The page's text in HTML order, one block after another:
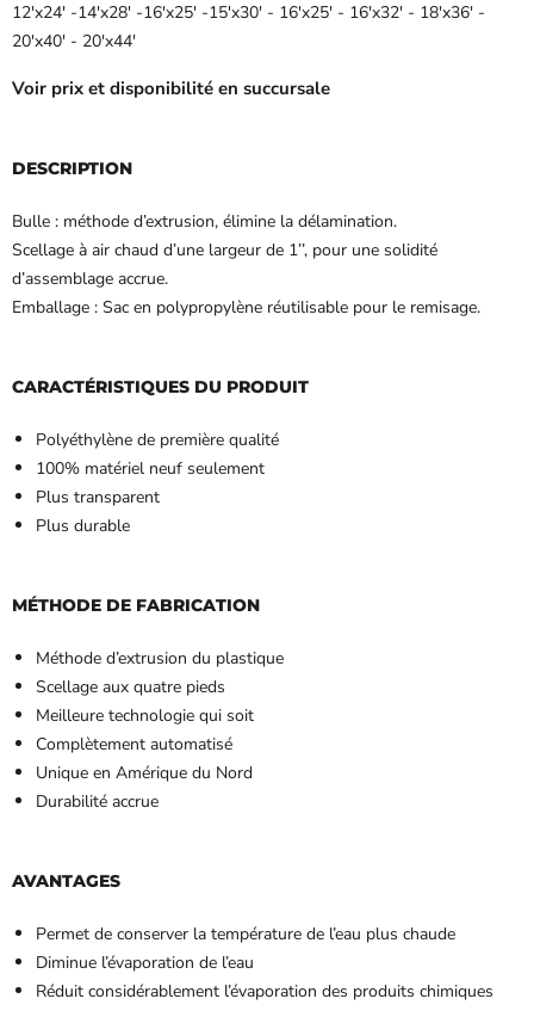
12'x24' -14'x28' -16'x25' -15'x30' - 16'x25' - 16'x32' - 18'x36' -
20'x40' - 20'x44'
Voir prix et disponibilité en succursale
DESCRIPTION
Bulle : méthode d’extrusion, élimine la délamination.
Scellage à air chaud d’une largeur de 1’’, pour une solidité
d’assemblage accrue.
Emballage : Sac en polypropylène réutilisable pour le remisage.
CARACTÉRISTIQUES DU PRODUIT
Polyéthylène de première qualité
100% matériel neuf seulement
Plus transparent
Plus durable
MÉTHODE DE FABRICATION
Méthode d’extrusion du plastique
Scellage aux quatre pieds
Meilleure technologie qui soit
Complètement automatisé
Unique en Amérique du Nord
Durabilité accrue
AVANTAGES
Permet de conserver la température de l’eau plus chaude
Diminue l’évaporation de l’eau
Réduit considérablement l’évaporation des produits chimiques